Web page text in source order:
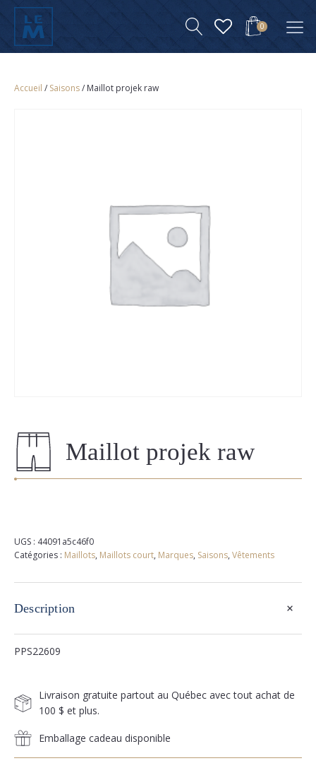
0
Accueil / Saisons/ Maillot projek raw
Maillot projek raw
UGS : 44091a5c46f0
Catégories : Maillots, Maillots court, Marques, Saisons, Vêtements
Description +
PPS22609
Livraison gratuite partout au Québec avec tout achat de
100 $ et plus.
Emballage cadeau disponible